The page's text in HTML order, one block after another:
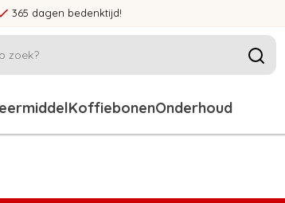
365 dagen bedenktijd!
KoffiebonenOnderhoud